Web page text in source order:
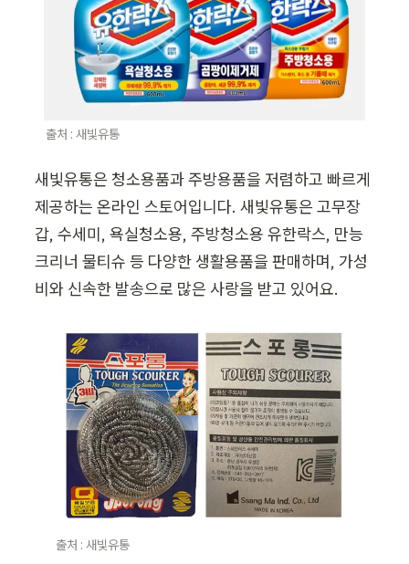
출처 : 새빛유통
새빛유통은 청소용품과 주방용품을 저렴하고 빠르게
제공하는 온라인 스토어입니다. 새빛유통은 고무장
갑, 수세미, 욕실청소용, 주방청소용 유한락스, 만능
크리너 물티슈 등 다양한 생활용품을 판매하며, 가성
비와 신속한 발송으로 많은 사랑을 받고 있어요.
출처 : 새빛유통